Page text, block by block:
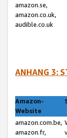
amazon.se,
amazon.co.uk,
audible.co.uk
ANHANG 3:
Amazon-
Website
amazon.com.be,
amazon.fr,